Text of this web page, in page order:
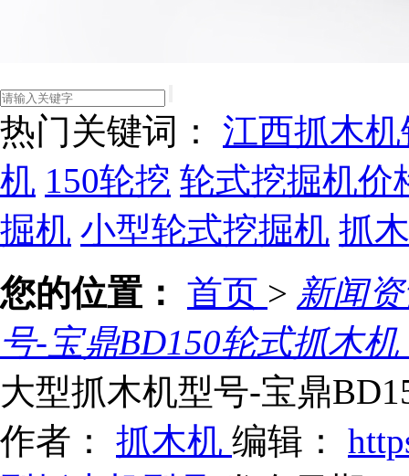
热门关键词： 江西抓木
机 150轮挖 轮式挖掘机价
掘机 小型轮式挖掘机 抓
您的位置： 首页 > 新闻
号-宝鼎BD150轮式抓木
大型抓木机型号-宝鼎
作者： 抓木机 编辑：